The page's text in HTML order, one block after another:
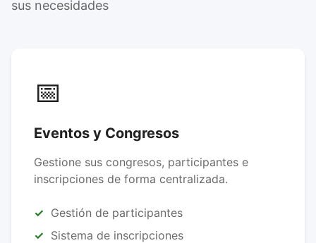
sus necesidades
📅
Eventos y Congresos
Gestione sus congresos, participantes e
inscripciones de forma centralizada.
Gestión de participantes
Sistema de inscripciones